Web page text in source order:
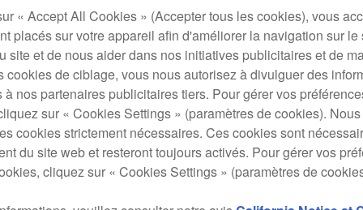
« Accept All Cookies » (Accepter tous les cookies), vous
placés sur votre appareil afin d'améliorer la navigation sur le
site et de nous aider dans nos initiatives publicitaires et de
cookies de ciblage, vous nous autorisez à divulguer des
à nos partenaires publicitaires tiers. Pour gérer vos
sur « Cookies Settings » (paramètres de cookies).
cookies strictement nécessaires. Ces cookies sont
du site web et resteront toujours activés. Pour gérer vos
cliquez sur « Cookies Settings » (paramètres de